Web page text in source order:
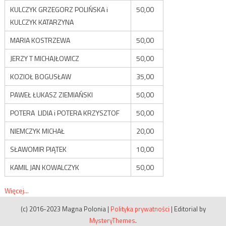
KULCZYK GRZEGORZ POLIŃSKA i
KULCZYK KATARZYNA
50,00
MARIA KOSTRZEWA
50,00
JERZY T MICHAJŁOWICZ
50,00
KOZIOŁ BOGUSŁAW
35,00
PAWEŁ ŁUKASZ ZIEMIAŃSKI
50,00
POTERA LIDIA i POTERA KRZYSZTOF
50,00
NIEMCZYK MICHAŁ
20,00
SŁAWOMIR PIĄTEK
10,00
KAMIL JAN KOWALCZYK
50,00
Więcej...
(c) 2016-2023 Magna Polonia | Polityka prywatności | Editorial by
MysteryThemes.